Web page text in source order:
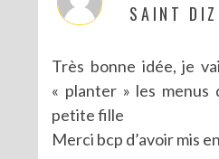
SAINT
Très bonne idée, je
« planter » les menus
petite fille
Merci bcp d’avoir mis